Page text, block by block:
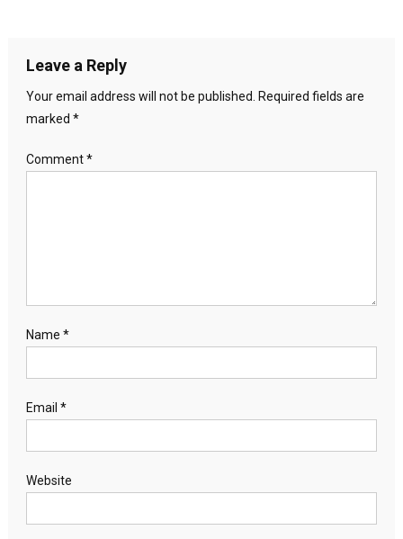
Leave a Reply
Your email address will not be published.
Required fields are
marked *
Comment*
Name *
Email *
Website